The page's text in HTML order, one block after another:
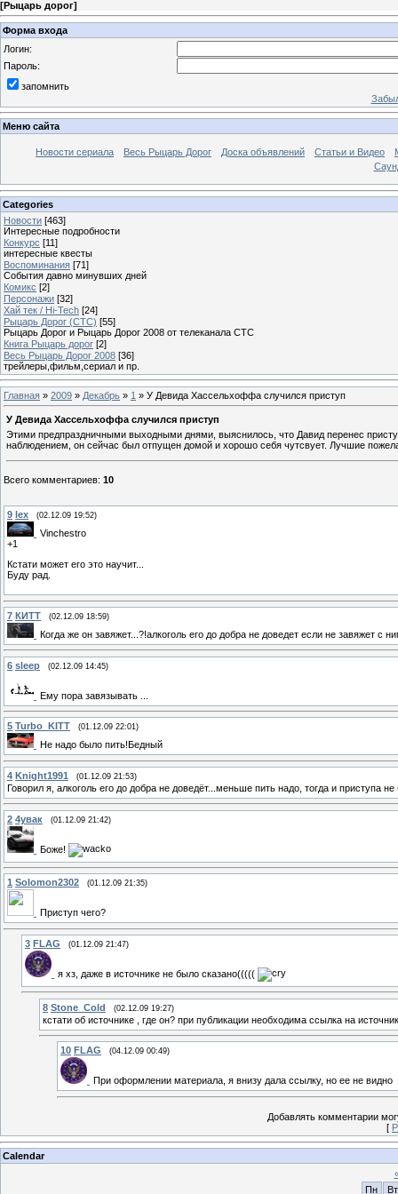
[Рыцарь дорог]
Форма входа
Логин:
Пароль:
запомнить
Меню сайта
Новости сериала Весь Рыцарь Дорог Доска объявлений Статьи и Видео
Categories
Новости [463]
Интересные подробности
Конкурс [11]
интересные квесты
Воспоминания [71]
События давно минувших дней
Комикс [2]
Персонажи [32]
Хай тек / Hi-Tech [24]
Рыцарь Дорог (СТС) [55]
Рыцарь Дорог и Рыцарь Дорог 2008 от телеканала СТС
Книга Рыцарь дорог [2]
Весь Рыцарь Дорог 2008 [36]
трейлеры,фильм,сериал и пр.
Главная » 2009 » Декабрь » 1 » У Девида Хассельхоффа случился приступ
У Девида Хассельхоффа случился приступ
Этими предпраздничными выходными днями, выяснилось, что Давид перенес
наблюдением, он сейчас был отпущен домой и хорошо себя чутсвует. Лучшие
Всего комментариев: 10
9 lex (02.12.09 19:52)
Vinchestro
+1
Кстати может его это научит...
Буду рад.
7 КИТТ (02.12.09 18:59)
Когда же он завяжет...?!алкоголь его до добра не доведет если не завяжет с
6 sleep (02.12.09 14:45)
Ему пора завязывать ...
5 Turbo_KITT (01.12.09 22:01)
Не надо было пить!Бедный
4 Knight1991 (01.12.09 21:53)
Говорил я, алкоголь его до добра не доведёт...меньше пить надо, тогда и приступа не
2 4увак (01.12.09 21:42)
Боже!
1 Solomon2302 (01.12.09 21:35)
Приступ чего?
3 FLAG (01.12.09 21:47)
я хз, даже в источнике не было сказано(((((
8 Stone_Cold (02.12.09 19:27)
кстати об источнике , где он? при публикации необходима ссылка на
10 FLAG (04.12.09 00:49)
При оформлении материала, я внизу дала ссылку, но ее не видно
Добавлять комментарии
[
Calendar
Пн
Вт